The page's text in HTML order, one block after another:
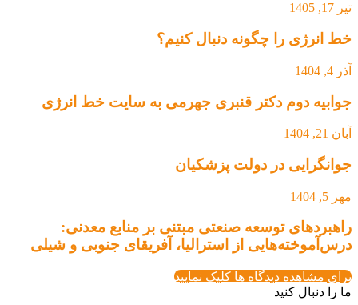
تیر 17, 1405
خط انرژی را چگونه دنبال کنیم؟
آذر 4, 1404
جوابیه دوم دکتر قنبری جهرمی به سایت خط انرژی
آبان 21, 1404
جوانگرایی در دولت پزشکیان
مهر 5, 1404
راهبردهای توسعه صنعتی مبتنی بر منابع معدنی:
درس‌آموخته‌هایی از استرالیا، آفریقای جنوبی و شیلی
برای مشاهده دیدگاه ها کلیک نمایید
ما را دنبال کنید